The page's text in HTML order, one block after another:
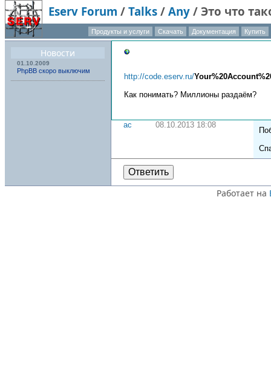
Eserv Forum / Talks / Any / Это что
Продукты и услуги Скачать Документация Купить
Новости
01.10.2009
PhpBB скоро выключим
http://code.eserv.ru/
Как понимать? Миллионы раздаём?
ac 08.10.2013 18:08
Ответить
Работает на